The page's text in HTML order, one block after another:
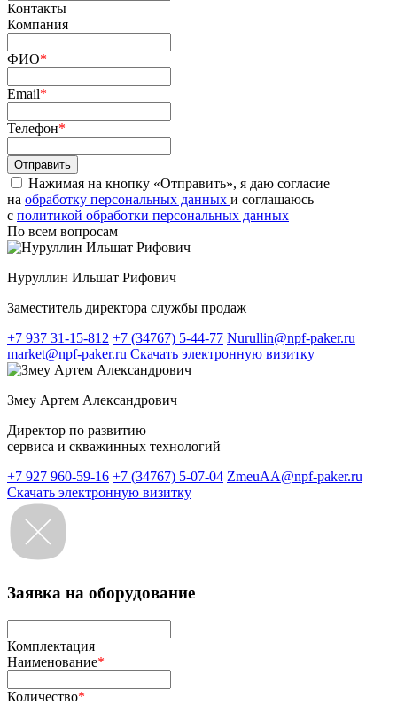
Контакты
Компания
ФИО*
Email*
Телефон*
Нажимая на кнопку «Отправить», я даю согласие
на обработку персональных данных и соглашаюсь
c политикой обработки персональных данных
По всем вопросам
Нуруллин Ильшат Рифович
Заместитель директора службы продаж
+7 937 31-15-812 +7 (34767) 5-44-77 Nurullin@npf-paker.ru
market@npf-paker.ru Скачать электронную визитку
Змеу Артем Александрович
Директор по развитию
сервиса и скважинных технологий
+7 927 960-59-16 +7 (34767) 5-07-04 ZmeuAA@npf-paker.ru
Скачать электронную визитку
Заявка на оборудование
Комплектация
Наименование*
Количество*